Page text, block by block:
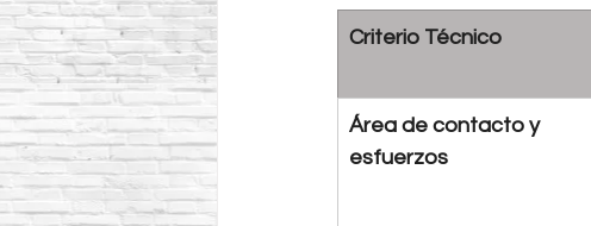
Criterio Técnico
Área de contacto y
esfuerzos